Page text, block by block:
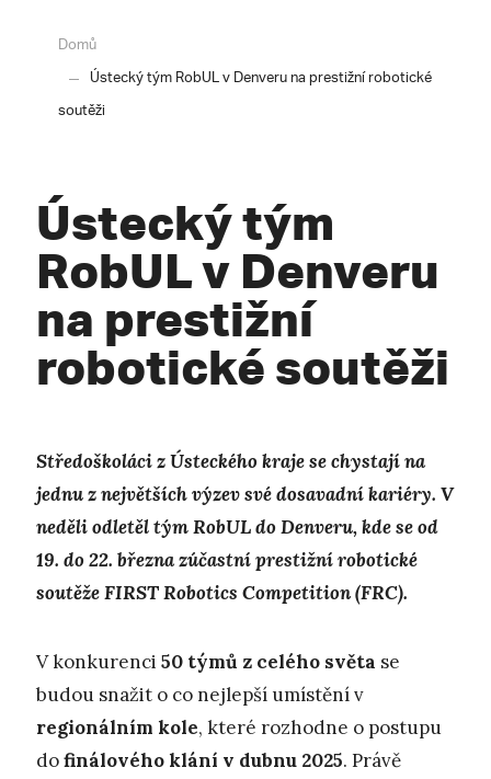
Domů
Ústecký tým RobUL v Denveru na prestižní robotické
soutěži
Ústecký tým
RobUL v Denveru
na prestižní
robotické soutěži
Středoškoláci z Ústeckého kraje se chystají na
jednu z největších výzev své dosavadní kariéry. V
neděli odletěl tým RobUL do Denveru, kde se od
19. do 22. března zúčastní prestižní robotické
soutěže FIRST Robotics Competition (FRC).
V konkurenci 50 týmů z celého světa se
budou snažit o co nejlepší umístění v
regionálním kole, které rozhodne o postupu
dofinálového klání v dubnu 2025. Právě